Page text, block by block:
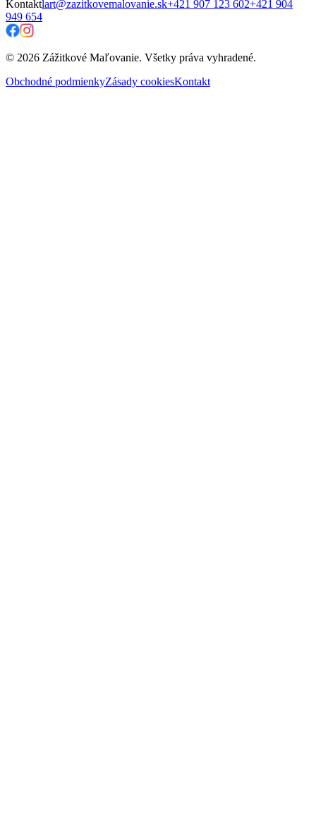
Kontaktlart@zazitkovemalovanie.sk+421 907 123 602+421 904
949 654
© 2026 Zážitkové Maľovanie. Všetky práva vyhradené.
Obchodné podmienkyZásady cookiesKontakt